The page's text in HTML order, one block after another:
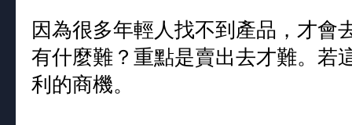
因為很多年輕人找不到產品，才會
有什麼難？重點是賣出去才難。若
利的商機。